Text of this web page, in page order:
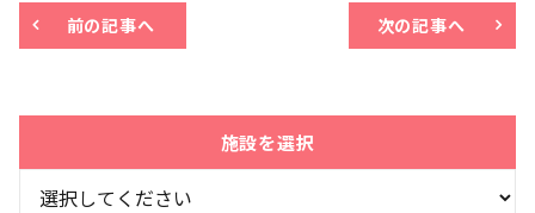
前の記事へ 次の記事へ
施設を選択